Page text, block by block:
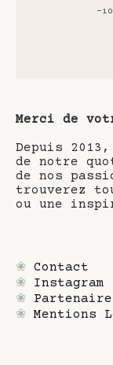
-
Merci de
Depuis
de notre
de nos
trouverez
ou une
❀ Contact
❀ Instagram
❀
❀ Mentions